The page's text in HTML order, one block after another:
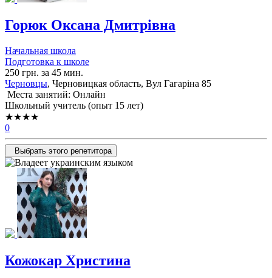
Горюк Оксана Дмитрівна
Начальная школа
Подготовка к школе
250 грн. за 45 мин.
Черновцы, Черновицкая область, Вул Гагаріна 85
Места занятий: Онлайн
Школьный учитель (опыт 15 лет)
★★★★
0
Выбрать этого репетитора
Кожокар Христина